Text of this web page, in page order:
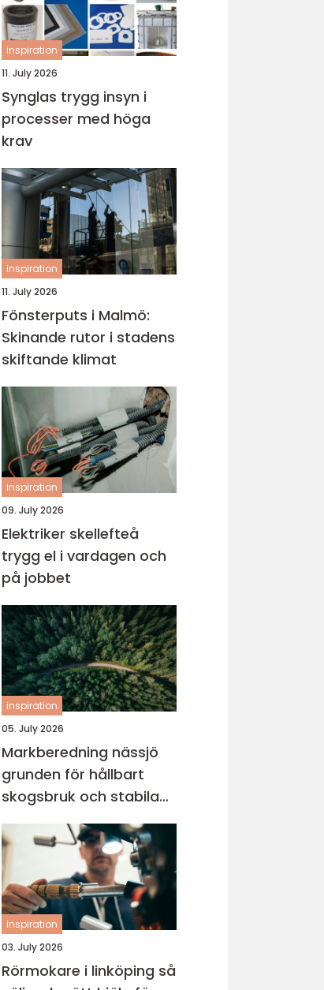
inspiration
11. July 2026
Synglas trygg insyn i
processer med höga
krav
inspiration
11. July 2026
Fönsterputs i Malmö:
Skinande rutor i stadens
skiftande klimat
inspiration
09. July 2026
Elektriker skellefteå
trygg el i vardagen och
på jobbet
inspiration
05. July 2026
Markberedning nässjö
grunden för hållbart
skogsbruk och stabila
markprojekt
inspiration
03. July 2026
Rörmokare i linköping så